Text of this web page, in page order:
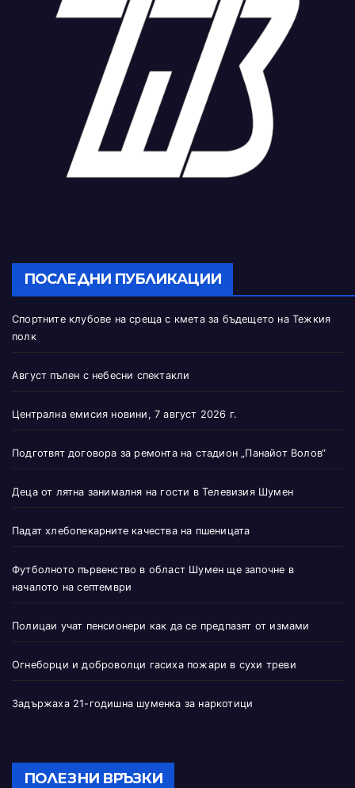
ПОСЛЕДНИ ПУБЛИКАЦИИ
Спортните клубове на среща с кмета за бъдещето на Тежкия
полк
Август пълен с небесни спектакли
Централна емисия новини, 7 август 2026 г.
Подготвят договора за ремонта на стадион „Панайот Волов“
Деца от лятна занималня на гости в Телевизия Шумен
Падат хлебопекарните качества на пшеницата
Футболното първенство в област Шумен ще започне в
началото на септември
Полицаи учат пенсионери как да се предпазят от измами
Огнеборци и доброволци гасиха пожари в сухи треви
Задържаха 21-годишна шуменка за наркотици
ПОЛЕЗНИ ВРЪЗКИ